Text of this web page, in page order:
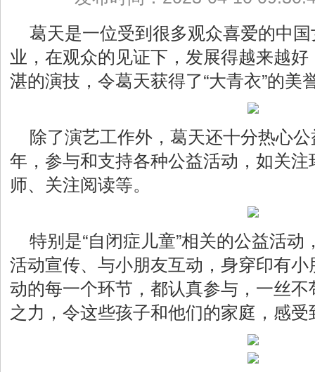
葛天是一位受到很多观众喜爱的中
业，在观众的见证下，发展得越来越
湛的演技，令葛天获得了“大青衣”的美
除了演艺工作外，葛天还十分热心
年，参与和支持各种公益活动，如关
师、关注阅读等。
特别是“自闭症儿童”相关的公益活
活动宣传、与小朋友互动，身穿印有
动的每一个环节，都认真参与，一丝
之力，令这些孩子和他们的家庭，感